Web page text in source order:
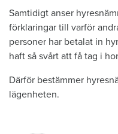
Samtidigt anser
förklaringar till varför
personer har betalat in
haft så svårt att få tag i
Därför bestämmer
lägenheten.